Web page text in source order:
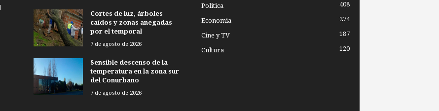
Cortes de luz, árboles
caídos y zonas anegadas
por el temporal
7 de agosto de 2026
Sensible descenso de la
temperatura en la zona sur
del Conurbano
7 de agosto de 2026
Politica 408
Economia 274
Cine y TV 187
Cultura 120